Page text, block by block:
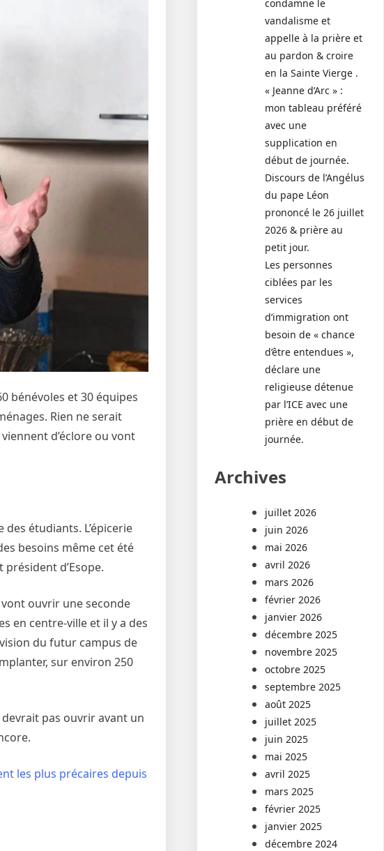
bénévoles et 30 équipes
Rien ne serait
d’éclore ou vont
étudiants. L’épicerie
besoins même cet été
d’Esope.
ouvrir une seconde
en centre-ville et il y a des
du futur campus de
sur environ 250
pas ouvrir avant un
les plus précaires depuis
condamne le
vandalisme et
appelle à la prière et
au pardon & croire
en la Sainte Vierge .
« Jeanne d’Arc » :
mon tableau préféré
avec une
supplication en
début de journée.
Discours de l’Angélus
du pape Léon
prononcé le 26 juillet
2026 & prière au
petit jour.
Les personnes
ciblées par les
services
d’immigration ont
besoin de « chance
d’être entendues »,
déclare une
religieuse détenue
par l’ICE avec une
prière en début de
journée.
Archives
juillet 2026
juin 2026
mai 2026
avril 2026
mars 2026
février 2026
janvier 2026
décembre 2025
novembre 2025
octobre 2025
septembre 2025
août 2025
juillet 2025
juin 2025
mai 2025
avril 2025
mars 2025
février 2025
janvier 2025
décembre 2024